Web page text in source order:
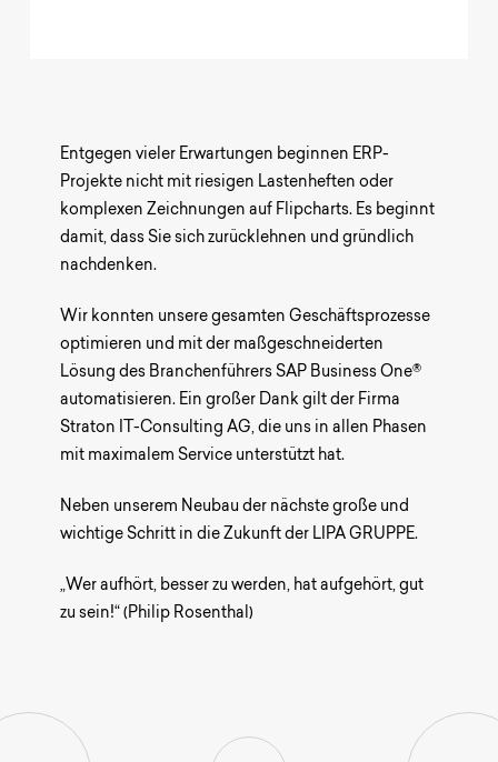
Entgegen vieler Erwartungen beginnen ERP-
Projekte nicht mit riesigen Lastenheften oder
komplexen Zeichnungen auf Flipcharts. Es beginnt
damit, dass Sie sich zurücklehnen und gründlich
nachdenken.
Wir konnten unsere gesamten Geschäftsprozesse
optimieren und mit der maßgeschneiderten
Lösung des Branchenführers SAP Business One®
automatisieren. Ein großer Dank gilt der Firma
Straton IT-Consulting AG, die uns in allen Phasen
mit maximalem Service unterstützt hat.
Neben unserem Neubau der nächste große und
wichtige Schritt in die Zukunft der LIPA GRUPPE.
„Wer aufhört, besser zu werden, hat aufgehört, gut
zu sein!“ (Philip Rosenthal)
UMS
Wir sind Ihr Partner für individuelle
Lichtlösungen.